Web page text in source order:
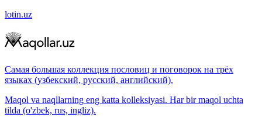
lotin.uz
Самая большая коллекция пословиц и поговорок на трёх
языках (узбекский, русский, английский).
Maqol va naqllarning eng katta kolleksiyasi. Har bir maqol uchta
tilda (o'zbek, rus, ingliz).